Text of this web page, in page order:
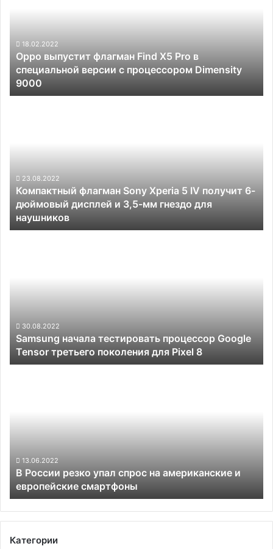
специальной
версии
процессором
18.02.2022
Oppo выпустит флагман Find X5 Pro в
специальной версии с процессором Dimensity
9000
получит
дюймовый
дисплей
и 3,5-
23.08.2022
Компактный флагман Sony Xperia 5 IV получит 6-
дюймовый дисплей и 3,5-мм гнездо для
наушников
поколения
для
Pixel
8
30.08.2022
Samsung начала тестировать процессор Google
Tensor третьего поколения для Pixel 8
европейские
смартфоны
13.06.2022
В России резко упал спрос на американские и
европейские смартфоны
Категории